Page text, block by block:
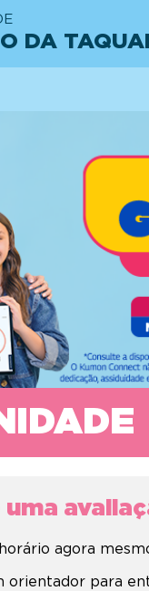
DA
uma
agora
orientador para